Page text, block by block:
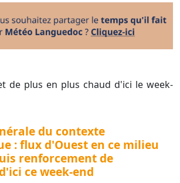
du contexte
: flux d'Ouest en ce milieu
renforcement de
ce week-end